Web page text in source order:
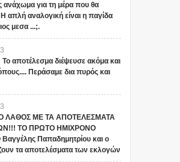
ανάχωμα για τη μέρα που θα
Η απλή αναλογική είναι η παγίδα
μεσα ...;.
αποτέλεσμα διέψευσε ακόμα και
Περάσαμε δια πυρός και
ΛΑΘΟΣ ΜΕ ΤΑ ΑΠΟΤΕΛΕΣΜΑΤΑ
ΤΟ ΠΡΩΤΟ ΗΜΙΧΡΟΝΟ
Παπαδημητρίου και ο
τα αποτελέσματα των εκλογών